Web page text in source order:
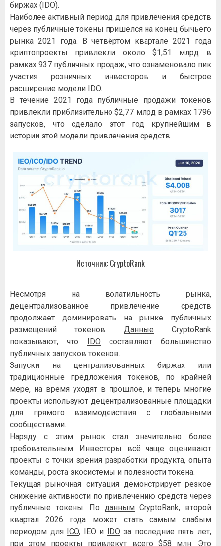
биржах ( IDO).
Наиболее активный период для привлечения средств
через публичные токены пришёлся на конец бычьего
рынка 2021 года. В четвёртом квартале 2021 года
криптопроекты привлекли около $1,51 млрд в
рамках 937 публичных продаж, что ознаменовало пик
участия розничных инвесторов и быстрое
расширение модели
IDO.
В течение 2021 года публичные продажи токенов
привлекли приблизительно $2,77 млрд в рамках 1796
запусков, что сделало этот год крупнейшим в
истории этой модели привлечения средств.
Источник: CryptoRank
Несмотря на волатильность рынка,
децентрализованное привлечение средств
продолжает доминировать на рынке публичных
размещений токенов.Данные CryptoRank
показывают, что
IDO составляют большинство
публичных запусков токенов.
Запуски на централизованных биржах или
традиционные предложения токенов, по крайней
мере, на время уходят в прошлое, и теперь многие
проекты используют децентрализованные площадки
для прямого взаимодействия с глобальными
сообществами.
Наряду с этим рынок стал значительно более
требовательным. Инвесторы всё чаще оценивают
проекты с точки зрения разработки продукта, опыта
команды, роста экосистемы и полезности токена.
Текущая рыночная ситуация демонстрирует резкое
снижение активности по привлечению средств через
публичные токены. По даннымCryptoRank, второй
квартал 2026 года может стать самым слабым
периодом для ICO, IEO и IDO за последние пять лет,
при этом проекты привлекут всего $58 млн. Это